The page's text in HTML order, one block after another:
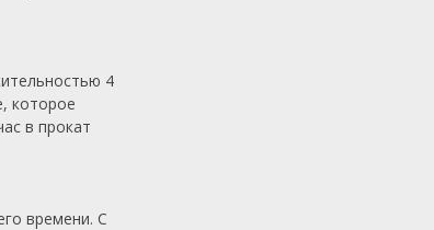
4
которое
в прокат
времени. С